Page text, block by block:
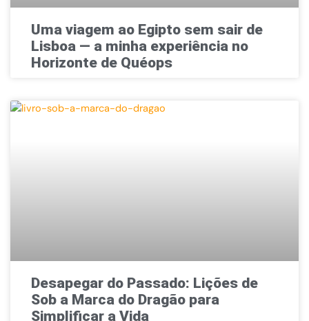
Uma viagem ao Egipto sem sair de
Lisboa — a minha experiência no
Horizonte de Quéops
Desapegar do Passado: Lições de
Sob a Marca do Dragão para
Simplificar a Vida